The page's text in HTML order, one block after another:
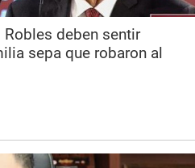
deben sentir
sepa que robaron al